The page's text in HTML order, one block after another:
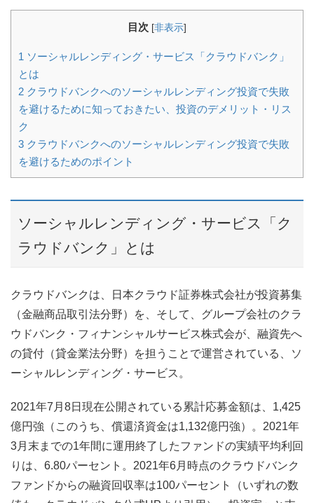
目次 [非表示]
1 ソーシャルレンディング・サービス「クラウドバンク」
とは
2 クラウドバンクへのソーシャルレンディング投資で失敗
を避けるために知っておきたい、投資のデメリット・リス
ク
3 クラウドバンクへのソーシャルレンディング投資で失敗
を避けるためのポイント
ソーシャルレンディング・サービス「ク
ラウドバンク」とは
クラウドバンクは、日本クラウド証券株式会社が投資募集
（金融商品取引法分野）を、そして、グループ会社のクラ
ウドバンク・フィナンシャルサービス株式会が、融資先へ
の貸付（貸金業法分野）を担うことで運営されている、ソ
ーシャルレンディング・サービス。
2021年7月8日現在公開されている累計応募金額は、1,425
億円強（このうち、償還済資金は1,132億円強）。2021年
3月末までの1年間に運用終了したファンドの実績平均利回
りは、6.80パーセント。2021年6月時点のクラウドバンク
ファンドからの融資回収率は100パーセント（いずれの数